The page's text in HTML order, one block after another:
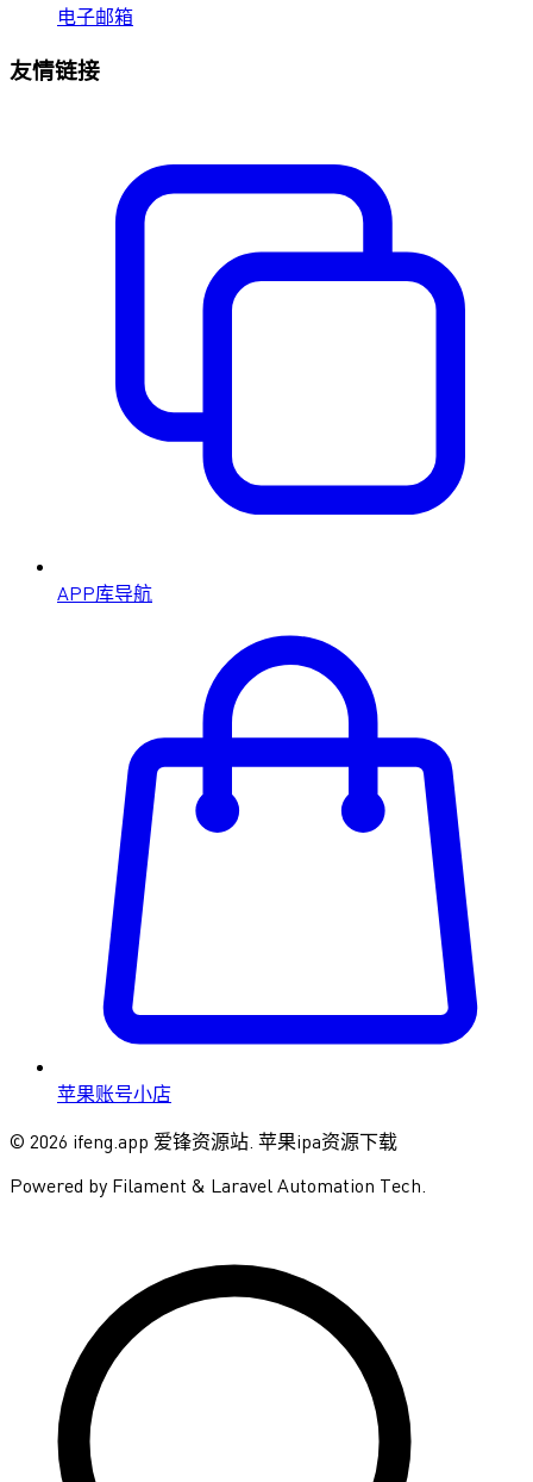
电子邮箱
友情链接
APP库导航
苹果账号小店
© 2026 ifeng.app 爱锋资源站. 苹果ipa资源下载
Powered by Filament & Laravel Automation Tech.